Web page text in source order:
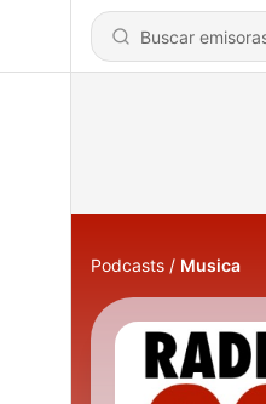
Podcasts Musica